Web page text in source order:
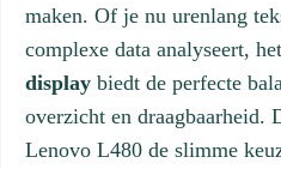
maken. Of je nu urenlang
complexe data analyseert, het
display biedt de perfecte
overzicht en draagbaarheid.
Lenovo L480 de slimme